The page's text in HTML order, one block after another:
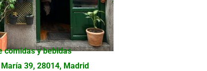
comidas y bebidas
39, 28014, Madrid